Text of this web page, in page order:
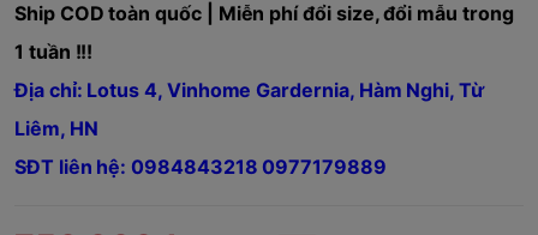
Ship COD toàn quốc | Miễn phí đổi size, đổi mẫu trong
1 tuần !!!
Địa chỉ: Lotus 4, Vinhome Gardernia, Hàm Nghi, Từ
Liêm, HN
SĐT liên hệ: 0984843218 0977179889